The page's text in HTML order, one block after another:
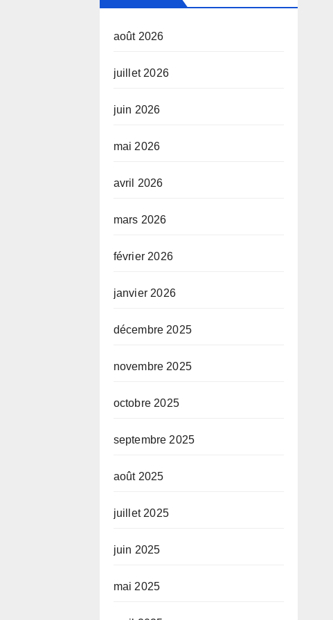
août 2026
juillet 2026
juin 2026
mai 2026
avril 2026
mars 2026
février 2026
janvier 2026
décembre 2025
novembre 2025
octobre 2025
septembre 2025
août 2025
juillet 2025
juin 2025
mai 2025